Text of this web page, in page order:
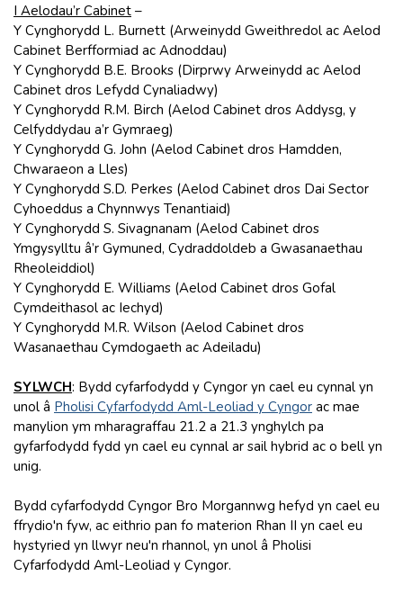
I Aelodau’r Cabinet –
Y Cynghorydd L. Burnett (Arweinydd Gweithredol ac Aelod
Cabinet Berfformiad ac Adnoddau)
Y Cynghorydd B.E. Brooks (Dirprwy Arweinydd ac Aelod
Cabinet dros Lefydd Cynaliadwy)
Y Cynghorydd R.M. Birch (Aelod Cabinet dros Addysg, y
Celfyddydau a’r Gymraeg)
Y Cynghorydd G. John (Aelod Cabinet dros Hamdden,
Chwaraeon a Lles)
Y Cynghorydd S.D. Perkes (Aelod Cabinet dros Dai Sector
Cyhoeddus a Chynnwys Tenantiaid)
Y Cynghorydd S. Sivagnanam (Aelod Cabinet dros
Ymgysylltu â’r Gymuned, Cydraddoldeb a Gwasanaethau
Rheoleiddiol)
Y Cynghorydd E. Williams (Aelod Cabinet dros Gofal
Cymdeithasol ac Iechyd)
Y Cynghorydd M.R. Wilson (Aelod Cabinet dros
Wasanaethau Cymdogaeth ac Adeiladu)
SYLWCH: Bydd cyfarfodydd y Cyngor yn cael eu cynnal yn
unol â Pholisi Cyfarfodydd Aml-Leoliad y Cyngor ac mae
manylion ym mharagraffau 21.2 a 21.3 ynghylch pa
gyfarfodydd fydd yn cael eu cynnal ar sail hybrid ac o bell yn
unig.
Bydd cyfarfodydd Cyngor Bro Morgannwg hefyd yn cael eu
ffrydio'n fyw, ac eithrio pan fo materion Rhan II yn cael eu
hystyried yn llwyr neu'n rhannol, yn unol â Pholisi
Cyfarfodydd Aml-Leoliad y Cyngor.